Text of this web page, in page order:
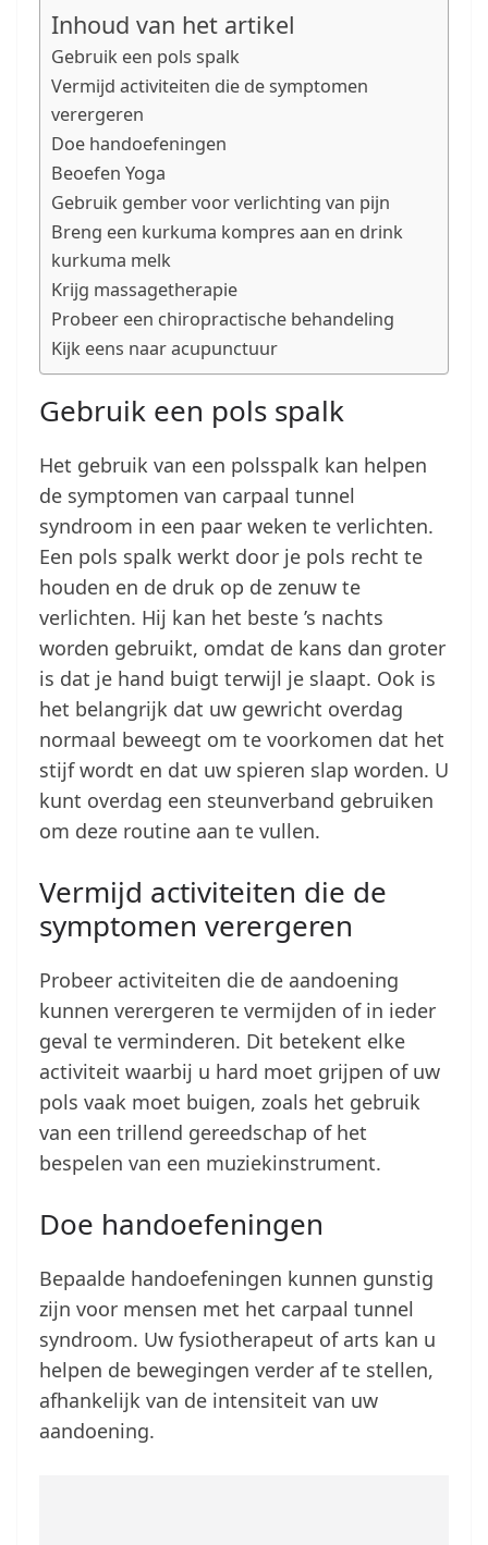
Inhoud van het artikel
Gebruik een pols spalk
Vermijd activiteiten die de symptomen
verergeren
Doe handoefeningen
Beoefen Yoga
Gebruik gember voor verlichting van pijn
Breng een kurkuma kompres aan en drink
kurkuma melk
Krijg massagetherapie
Probeer een chiropractische behandeling
Kijk eens naar acupunctuur
Gebruik een pols spalk
Het gebruik van een polsspalk kan helpen
de symptomen van carpaal tunnel
syndroom in een paar weken te verlichten.
Een pols spalk werkt door je pols recht te
houden en de druk op de zenuw te
verlichten. Hij kan het beste ’s nachts
worden gebruikt, omdat de kans dan groter
is dat je hand buigt terwijl je slaapt. Ook is
het belangrijk dat uw gewricht overdag
normaal beweegt om te voorkomen dat het
stijf wordt en dat uw spieren slap worden. U
kunt overdag een steunverband gebruiken
om deze routine aan te vullen.
Vermijd activiteiten die de
symptomen verergeren
Probeer activiteiten die de aandoening
kunnen verergeren te vermijden of in ieder
geval te verminderen. Dit betekent elke
activiteit waarbij u hard moet grijpen of uw
pols vaak moet buigen, zoals het gebruik
van een trillend gereedschap of het
bespelen van een muziekinstrument.
Doe handoefeningen
Bepaalde handoefeningen kunnen gunstig
zijn voor mensen met het carpaal tunnel
syndroom. Uw fysiotherapeut of arts kan u
helpen de bewegingen verder af te stellen,
afhankelijk van de intensiteit van uw
aandoening.